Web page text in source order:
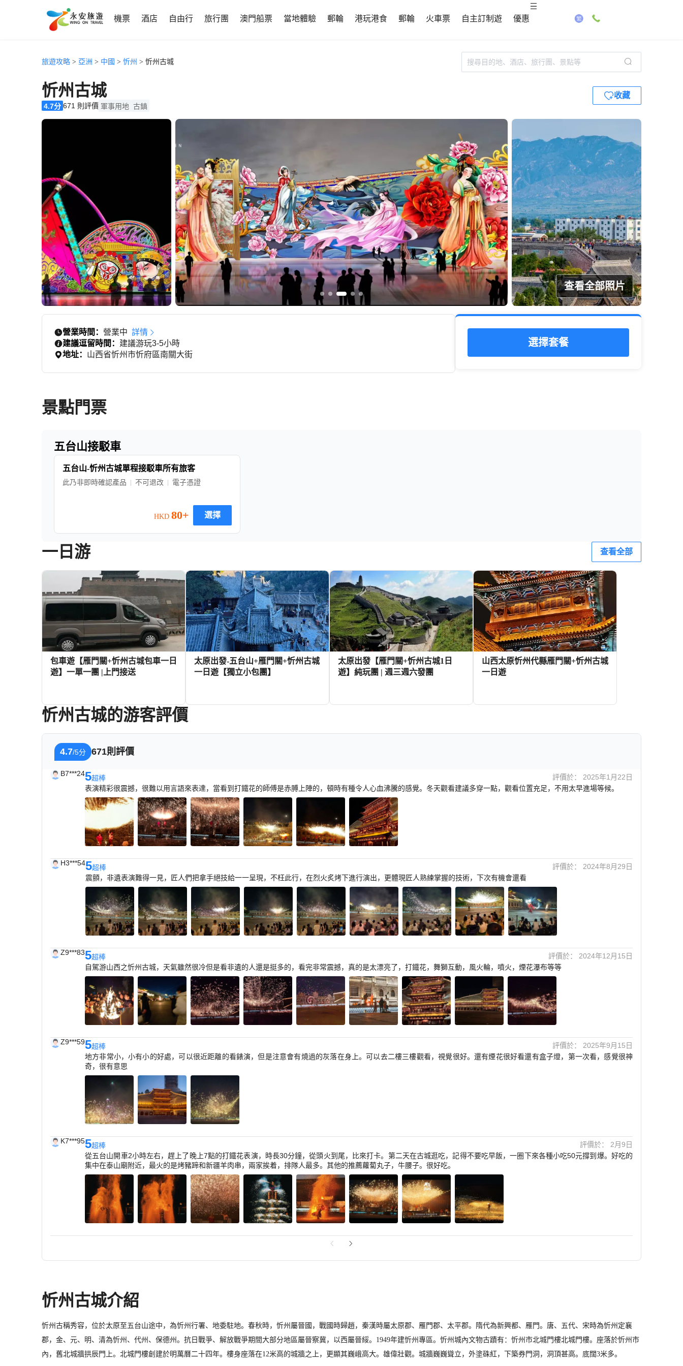
機票 酒店 自由行 旅行團 澳門船票 當地體驗 郵輪 港玩港食 郵輪 火車票 自主訂制遊 優惠
旅遊攻略 > 亞洲 > 中國 > 忻州 > 忻州古城
忻州古城
4.7分 671 則評價 軍事用地 古鎮
收藏
查看全部照片
營業時間： 營業中 詳情
建議逗留時間： 建議游玩3-5小時
地址： 山西省忻州市忻府區南關大街
選擇套餐
景點門票
五台山接駁車
五台山-忻州古城單程接駁車所有旅客
此乃非即時確認產品 不可退改 電子憑證
HKD 80+ 選擇
一日游 查看全部
包車遊【雁門關+忻州古城包車一日
遊】一單一團 |上門接送
太原出發-五台山+雁門關+忻州古城
一日遊【獨立小包團】
太原出發【雁門關+忻州古城1日
遊】純玩團 | 週三週六發團
山西太原忻州代縣雁門關+忻州古城
一日遊
忻州古城的游客評價
4.7/5分 671則評價
B7***245超棒
評價於： 2025年1月22日
表演精彩很震撼，很難以用言語來表達，當看到打鐵花的師傅是赤膊上陣的，頓時有種令人心血沸騰的感覺。冬天觀看建議多穿一點，觀看位置充足，不用太早進場等候。
H3***545超棒
評價於： 2024年8月29日
震顫，非遺表演難得一見，匠人們把拿手絕技給一一呈現，不枉此行，在烈火炙烤下進行演出，更體現匠人熟練掌握的技術，下次有機會還看
Z9***835超棒
評價於： 2024年12月15日
自駕游山西之忻州古城，天氣雖然很冷但是看非遺的人還是挺多的，看完非常震撼，真的是太漂亮了，打鐵花，舞獅互動，風火輪，噴火，煙花瀑布等等
Z9***595超棒
評價於： 2025年9月15日
地方非常小，小有小的好處，可以很近距離的看錶演，但是注意會有燒過的灰落在身上。可以去二樓三樓觀看，視覺很好。還有煙花很好看還有盒子燈，第一次看，感覺很神
奇，很有意思
K7***955超棒
評價於： 2月9日
從五台山開車2小時左右，趕上了晚上7點的打鐵花表演，時長30分鐘，從頭火到尾，比來打卡。第二天在古城逛吃，記得不要吃早飯，一圈下來各種小吃50元撐到爆。好吃的
集中在泰山廟附近，最火的是烤豬蹄和新疆羊肉串，兩家挨着，排隊人最多。其他的推薦蘿蔔丸子，牛腰子。很好吃。
忻州古城介紹
忻州古稱秀容，位於太原至五台山途中，為忻州行署、地委駐地。春秋時，忻州屬晉國，戰國時歸趙，秦漢時屬太原郡、雁門郡、太平郡。隋代為新興都、雁門。唐、五代、宋時為忻州定襄
郡，金、元、明、清為忻州、代州、保德州。抗日戰爭、解放戰爭期間大部分地區屬晉察冀，以西屬晉綏。1949年建忻州專區。忻州城內文物古蹟有：忻州市北城門樓北城門樓。座落於忻州市
內，舊北城牆拱辰門上。北城門樓創建於明萬曆二十四年。樓身座落在12米高的城牆之上，更顯其巍峨高大。雄偉壯觀。城牆巍巍聳立，外塗硃紅，下築券門洞，洞頂甚高。底闊3米多。